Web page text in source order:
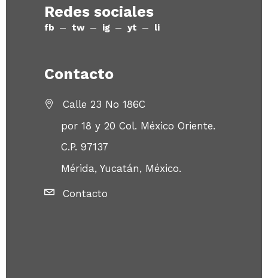
Redes sociales
fb tw ig yt li
Contacto
Calle 23 No 186C
por 18 y 20 Col. México Oriente.
C.P. 97137
Mérida, Yucatán, México.
Contacto